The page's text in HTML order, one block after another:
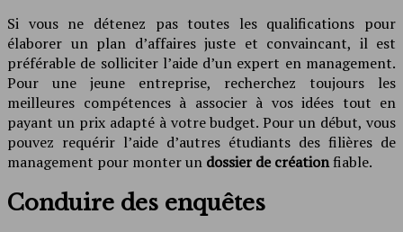
Si vous ne détenez pas toutes les qualifications pour
élaborer un plan d’affaires juste et convaincant, il est
préférable de solliciter l’aide d’un expert en management.
Pour une jeune entreprise, recherchez toujours les
meilleures compétences à associer à vos idées tout en
payant un prix adapté à votre budget. Pour un début, vous
pouvez requérir l’aide d’autres étudiants des filières de
management pour monter un dossier de créationfiable.
Conduire des enquêtes